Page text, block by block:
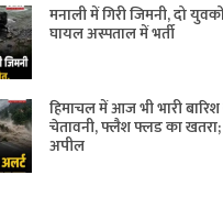
मनाली में गिरी जिमनी, दो
घायल अस्पताल में भर्ती
हिमाचल में आज भी भारी
चेतावनी, फ्लैश फ्लड का
अपील